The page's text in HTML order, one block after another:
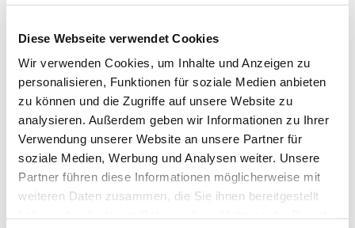
Diese Webseite verwendet Cookies
Wir verwenden Cookies, um Inhalte und Anzeigen zu
personalisieren, Funktionen für soziale Medien anbieten
zu können und die Zugriffe auf unsere Website zu
analysieren. Außerdem geben wir Informationen zu Ihrer
Verwendung unserer Website an unsere Partner für
soziale Medien, Werbung und Analysen weiter. Unsere
Partner führen diese Informationen möglicherweise mit
weiteren Daten zusammen, die Sie ihnen bereitgestellt